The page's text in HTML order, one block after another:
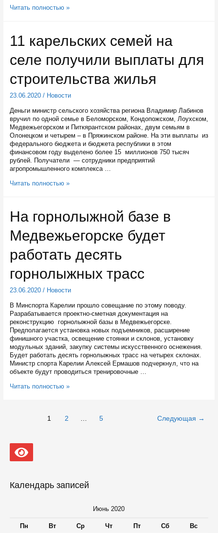
Карелии
на
и
строительство
Читать полностью »
11 карельских семей на
селе получили выплаты для
строительства жилья
23.06.2020/ Новости
Деньги министр сельского хозяйства региона Владимир Лабинов
вручил по одной семье в Беломорском, Кондопожском, Лоухском,
Медвежьегорском и Питкярантском районах, двум семьям в
Олонецком и четырем – в Пряжинском районе. На эти выплаты из
федерального бюджета и бюджета республики в этом
финансовом году выделено более 15 миллионов 750 тысяч
рублей. Получатели — сотрудники предприятий
агропромышленного комплекса …
11
селе
выплаты
для
строительства
жилья
Читать полностью »
На горнолыжной базе в
Медвежьегорске будет
работать десять
горнолыжных трасс
23.06.2020/ Новости
В Минспорта Карелии прошло совещание по этому поводу.
Разрабатывается проектно-сметная документация на
реконструкцию горнолыжной базы в Медвежьегорске.
Предполагается установка новых подъемников, расширение
финишного участка, освещение стоянки и склонов, установку
модульных зданий, закупку системы искусственного оснежения.
Будет работать десять горнолыжных трасс на четырех склонах.
Министр спорта Карелии Алексей Ермашов подчеркнул, что на
объекте будут проводиться тренировочные …
На
Медвежьегорске
десять
горнолыжных
трасс
Читать полностью »
1 2 … 5 Следующая →
Календарь записей
Июнь 2020
Пн Вт Ср Чт Пт Сб Вс